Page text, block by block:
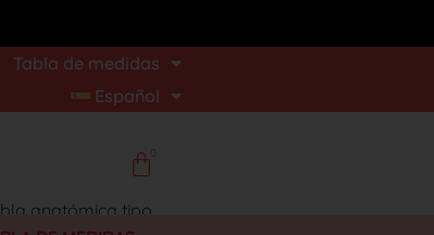
Tabla de medidas
Español
anatómica tipo